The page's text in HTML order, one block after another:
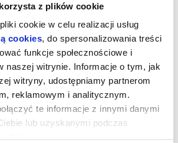
z plików cookie
cookie w celu realizacji usług
cookies, do spersonalizowania treści
funkcje społecznościowe i
naszej witrynie. Informacje o tym, jak
witryny, udostępniamy partnerom
reklamowym i analitycznym.
te informacje z innymi danymi
lub uzyskanymi podczas
I GROGU | dubbing